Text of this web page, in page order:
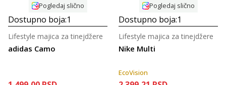
Pogledaj slično
Dostupno boja:1
adidas Camo
Lifestyle majica za tinejdžere
Pogledaj slično
Dostupno boja:1
Nike Multi
Lifestyle majica za tinejdžere
EcoVision